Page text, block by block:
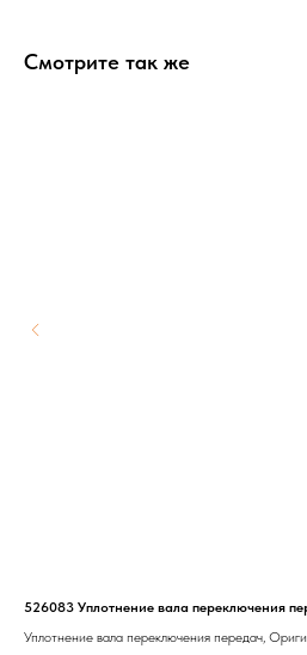
Смотрите так же
526083 Уплотнение вала переключения
Уплотнение вала переключения передач,